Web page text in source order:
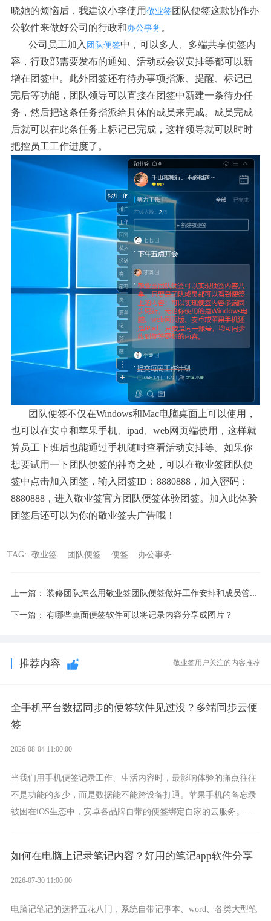
晓她的烦恼后，我建议小李使用敬业签团队便签这款协作办
公软件来做好公司的行政和办公事务。
公司员工加入团队便签中，可以多人、多端共享便签内
容，行政部需要发布的通知、活动或会议安排等都可以新
增在团签中。此外团签还有待办事项指派、提醒、标记已
完后等功能，团队领导可以直接在团签中新建一条待办任
务，然后把这条任务指派给具体的成员来完成。成员完成
后就可以在此条任务上标记已完成，这样领导就可以时时
把控员工工作进度了。
团队便签不仅在Windows和Mac电脑桌面上可以使用，
也可以在安卓和苹果手机、ipad、web网页端使用，这样就
算员工下班后也能通过手机随时查看活动安排等。如果你
想要试用一下团队便签的神奇之处，可以在敬业签团队便
签中点击加入团签，输入团签ID：8880888，加入密码：
8880888，进入敬业签官方团队便签体验团签。加入此体验
团签后还可以为你的敬业签去广告哦！
TAG: 敬业签 团队便签 便签 办公事务
上一篇： 装修团队怎么用敬业签团队便签做好工作安排和成员管理?
下一篇： 有哪些桌面便签软件可以将记录内容分享成图片？
推荐内容 敬业签用户关注的内容推荐
全手机平台数据同步的便签软件见过没？多端同步云便
签
2026-08-04 11:00:00
当我们用手机便签记录工作、生活内容时，最影响体验的痛点往往
不是功能的多少，而是数据能不能跨设备打通。苹果手机的备忘录
被困在iOS生态中，安卓各品牌自带的便签绑定自家的云服务。而
如何在电脑上记录笔记内容？好用的笔记app软件分享
2026-07-30 11:00:00
电脑记笔记的选择五花八门，系统自带记事本、word、各类大型笔